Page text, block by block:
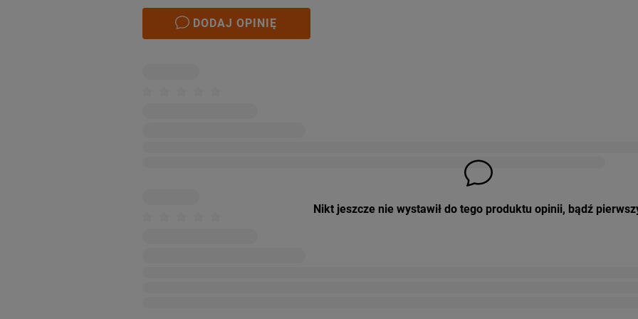
DODAJ OPINIĘ
Nikt jeszcze nie wystawił do tego produktu opinii, bądź